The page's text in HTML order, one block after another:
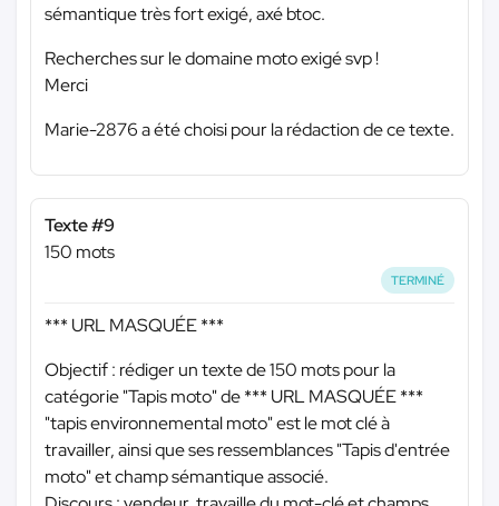
sémantique très fort exigé, axé btoc.
Recherches sur le domaine moto exigé svp !
Merci
Marie-2876 a été choisi pour la rédaction de ce texte.
Texte #9
150 mots
TERMINÉ
*** URL MASQUÉE ***
Objectif : rédiger un texte de 150 mots pour la
catégorie "Tapis moto" de*** URL MASQUÉE ***
"tapis environnemental moto" est le mot clé à
travailler, ainsi que ses ressemblances "Tapis d'entrée
moto" et champ sémantique associé.